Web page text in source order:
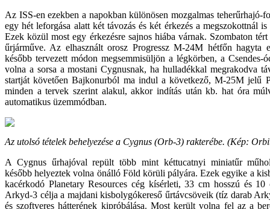
Az ISS-en ezekben a napokban különösen mozgalmas teherűrhajó-
egy hét leforgása alatt két távozás és két érkezés a megszokottnál
Ezek közül most egy érkezésre sajnos hiába várnak. Szombaton
űrjárműve. Az elhasznált orosz Progressz M-24M hétfőn hagyta
később tervezett módon megsemmisüljön a légkörben, a Csendes-
volna a sorsa a mostani Cygnusnak, ha hulladékkal megrakodva
startját követően Bajkonurból ma indul a következő, M-25M jelű
minden a tervek szerint alakul, akkor indítás után kb. hat óra
automatikus üzemmódban.
Az utolsó tételek behelyezése a Cygnus (Orb-3) rakterébe. (Kép:
A Cygnus űrhajóval repült több mint kéttucatnyi miniatűr
később helyeztek volna önálló Föld körüli pályára. Ezek egyike a
kacérkodó Planetary Resources cég kísérleti, 33 cm hosszú és 10
Arkyd-3 célja a majdani kisbolygókereső űrtávcsöveik (tíz darab
és szoftveres hátterének kipróbálása. Most került volna fel az a